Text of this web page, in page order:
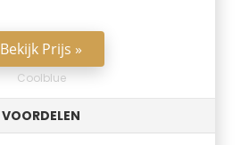
Bekijk Prijs »
Coolblue
VOORDELEN